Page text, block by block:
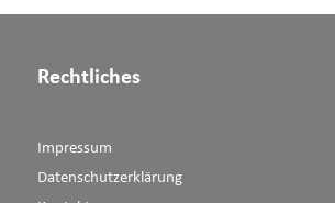
Rechtliches
Impressum
Datenschutzerklärung